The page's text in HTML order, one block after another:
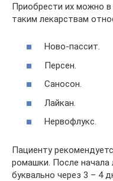
Приобрести их можно в
таким лекарствам
Ново-пассит.
Персен.
Саносон.
Лайкан.
Нервофлукс.
Пациенту
ромашки. После начала
буквально через 3 – 4